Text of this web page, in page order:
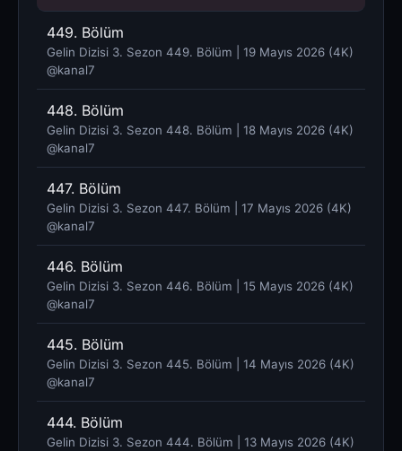
449. Bölüm
Gelin Dizisi 3. Sezon 449. Bölüm | 19 Mayıs 2026 (4K)
@kanal7 ​
448. Bölüm
Gelin Dizisi 3. Sezon 448. Bölüm | 18 Mayıs 2026 (4K)
@kanal7 ​
447. Bölüm
Gelin Dizisi 3. Sezon 447. Bölüm | 17 Mayıs 2026 (4K)
@kanal7 ​
446. Bölüm
Gelin Dizisi 3. Sezon 446. Bölüm | 15 Mayıs 2026 (4K)
@kanal7 ​
445. Bölüm
Gelin Dizisi 3. Sezon 445. Bölüm | 14 Mayıs 2026 (4K)
@kanal7 ​
444. Bölüm
Gelin Dizisi 3. Sezon 444. Bölüm | 13 Mayıs 2026 (4K)